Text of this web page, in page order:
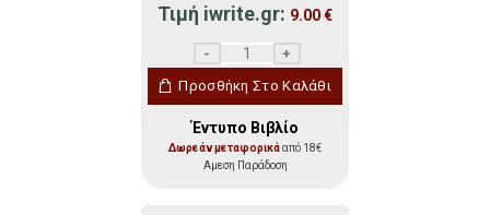
Τιμή iwrite.gr: 9.00€
Προσθήκη Στο Καλάθι
Έντυπο Βιβλίο
Δωρεάν μεταφορικάαπό 18€
Αμεση Παράδοση